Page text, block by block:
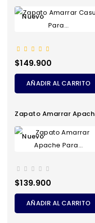
Nuevo
Precio
$149.900
AÑADIR AL CARRITO
Zapato Amarrar Apache Para...
Nuevo
Precio
$139.900
AÑADIR AL CARRITO